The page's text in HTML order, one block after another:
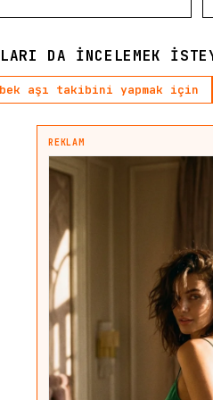
DA INCELEMEK
aşı takibini yapmak için
REKLAM